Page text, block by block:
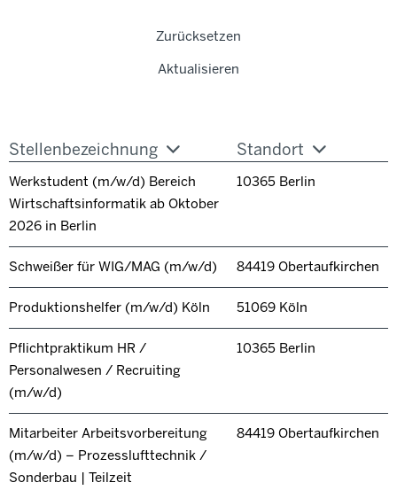
Zurücksetzen
Aktualisieren
Stellenbezeichnung Standort
Werkstudent (m/w/d) Bereich
Wirtschaftsinformatik ab Oktober
2026 in Berlin
10365 Berlin
Schweißer für WIG/MAG (m/w/d) 84419 Obertaufkirchen
Produktionshelfer (m/w/d) Köln 51069 Köln
Pflichtpraktikum HR /
Personalwesen / Recruiting
(m/w/d)
10365 Berlin
Mitarbeiter Arbeitsvorbereitung
(m/w/d) – Prozesslufttechnik /
Sonderbau | Teilzeit
84419 Obertaufkirchen